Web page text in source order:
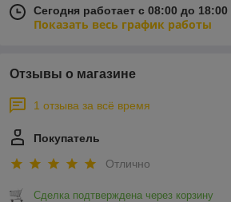
Сегодня работает с 08:00 до 18:00
Показать весь график работы
Отзывы о магазине
1 отзыва за всё время
Покупатель
Отлично
Сделка подтверждена через корзину